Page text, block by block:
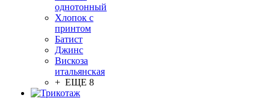
однотонный
Хлопок с
принтом
Батист
Джинс
Вискоза
итальянская
+ ЕЩЕ 8